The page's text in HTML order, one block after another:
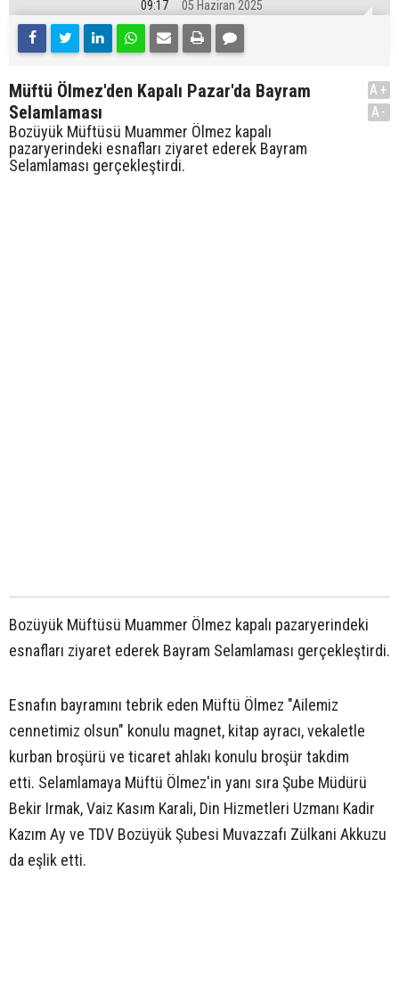
09:17 05 Haziran 2025
Müftü Ölmez'den Kapalı Pazar'da Bayram
Selamlaması
Bozüyük Müftüsü Muammer Ölmez kapalı
pazaryerindeki esnafları ziyaret ederek Bayram
Selamlaması gerçekleştirdi.
A+
A-
Bozüyük Müftüsü Muammer Ölmez kapalı pazaryerindeki
esnafları ziyaret ederek Bayram Selamlaması gerçekleştirdi.
Esnafın bayramını tebrik eden Müftü Ölmez "Ailemiz
cennetimiz olsun" konulu magnet, kitap ayracı, vekaletle
kurban broşürü ve ticaret ahlakı konulu broşür takdim
etti. Selamlamaya Müftü Ölmez'in yanı sıra Şube Müdürü
Bekir Irmak, Vaiz Kasım Karali, Din Hizmetleri Uzmanı Kadir
Kazım Ay ve TDV Bozüyük Şubesi Muvazzafı Zülkani Akkuzu
da eşlik etti.